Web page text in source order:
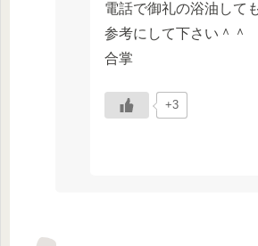
電話で御礼の浴油して
参考にして下さい＾＾
合掌
+3